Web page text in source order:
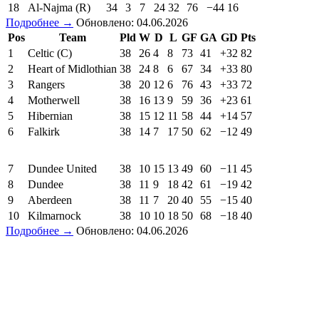
18
Al-Najma (R) 34 3 7 24 32 76 −44 16
Подробнее → Обновлено: 04.06.2026
Pos
Team Pld W D L GF GA GD Pts
1
Celtic (C) 38 26 4 8 73 41 +32 82
2
Heart of Midlothian 38 24 8 6 67 34 +33 80
3
Rangers 38 20 12 6 76 43 +33 72
4
Motherwell 38 16 13 9 59 36 +23 61
5
Hibernian 38 15 12 11 58 44 +14 57
6
Falkirk 38 14 7 17 50 62 −12 49
7 Dundee United 38 10 15 13 49 60 −11 45
8
Dundee 38 11 9 18 42 61 −19 42
9
Aberdeen 38 11 7 20 40 55 −15 40
10
Kilmarnock 38 10 10 18 50 68 −18 40
Подробнее → Обновлено: 04.06.2026